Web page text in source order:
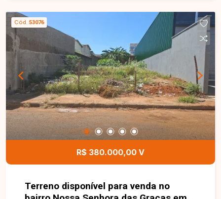
serviço e 1 vaga de garagem. O imóvel oferece
ambientes amplos, bem distribuídos e excelente
iluminação natural, garantindo conforto e
funcionalidade para o dia a dia. O condomínio
conta com portaria 24 horas, 2 elevadores, salão
de festas, piscina e quadra esportiva,
proporcionando segurança, lazer e comodidade
para toda a família. Uma excelente oportunidade
para morar em um condomínio completo, em uma
das regiões que mais crescem em Uberlândia.
Entre em contato e agende sua visita!
Cód. 53076
R$ 380.000,00 V
Terreno disponível para venda no